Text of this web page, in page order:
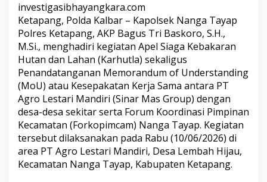
Kebakaran
Hutan
dan
Lahan
investigasibhayangkara.com
Ketapang, Polda Kalbar – Kapolsek Nanga Tayap
Polres Ketapang, AKP Bagus Tri Baskoro, S.H.,
M.Si., menghadiri kegiatan Apel Siaga Kebakaran
Hutan dan Lahan (Karhutla) sekaligus
Penandatanganan Memorandum of Understanding
(MoU) atau Kesepakatan Kerja Sama antara PT
Agro Lestari Mandiri (Sinar Mas Group) dengan
desa-desa sekitar serta Forum Koordinasi Pimpinan
Kecamatan (Forkopimcam) Nanga Tayap. Kegiatan
tersebut dilaksanakan pada Rabu (10/06/2026) di
area PT Agro Lestari Mandiri, Desa Lembah Hijau,
Kecamatan Nanga Tayap, Kabupaten Ketapang.